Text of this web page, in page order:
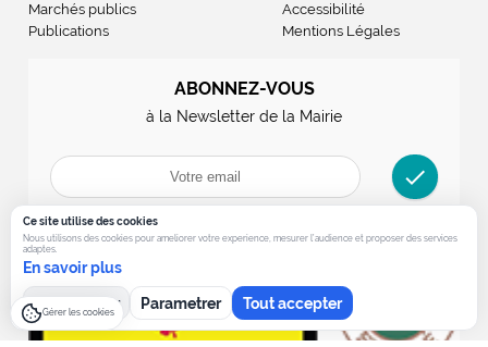
Marchés publics
Publications
Accessibilité
Mentions Légales
ABONNEZ-VOUS
à la Newsletter de la Mairie
check
Ce site utilise des cookies
Nous utilisons des cookies pour ameliorer votre experience, mesurer l’audience et proposer des services
adaptes.
En savoir plus
Tout refuser Parametrer Tout accepter
Gérer les cookies